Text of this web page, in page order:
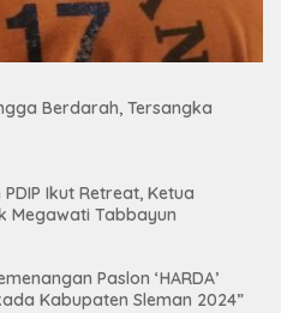
Berdarah, Tersangka
Ikut Retreat, Ketua
Megawati Tabbayun
Paslon ‘HARDA’
Kabupaten Sleman 2024”